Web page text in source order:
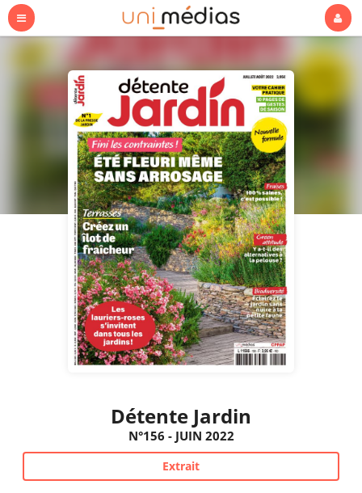
Détente Jardin
N°156 - JUIN 2022
Extrait